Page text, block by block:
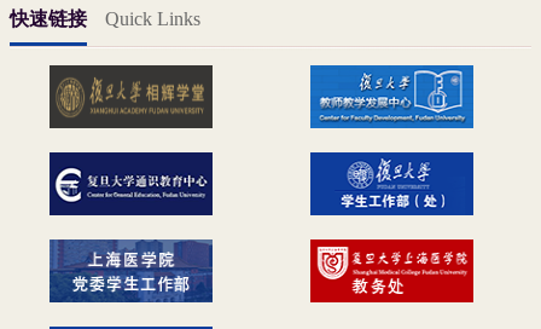
快速链接 Quick Links